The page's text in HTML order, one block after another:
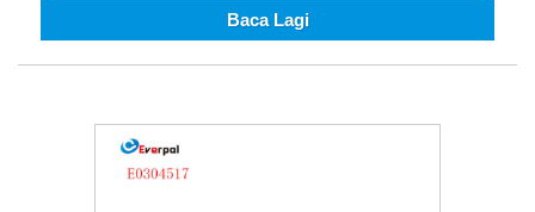
Baca Lagi